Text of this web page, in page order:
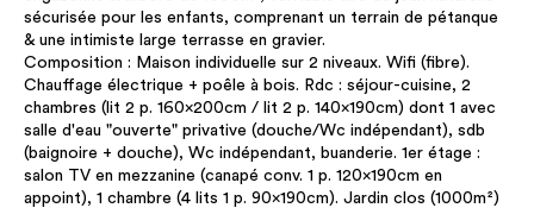
sécurisée pour les enfants, comprenant un terrain de pétanque
& une intimiste large terrasse en gravier.
Composition : Maison individuelle sur 2 niveaux. Wifi (fibre).
Chauffage électrique + poêle à bois. Rdc : séjour-cuisine, 2
chambres (lit 2 p. 160x200cm / lit 2 p. 140x190cm) dont 1 avec
salle d'eau "ouverte" privative (douche/Wc indépendant), sdb
(baignoire + douche), Wc indépendant, buanderie. 1er étage :
salon TV en mezzanine (canapé conv. 1 p. 120x190cm en
appoint), 1 chambre (4 lits 1 p. 90x190cm). Jardin clos (1000m²)